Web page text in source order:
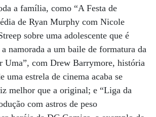
a família, como “A Festa de
de Ryan Murphy com Nicole
sobre uma adolescente que é
namorada a um baile de formatura da
Uma”, com Drew Barrymore, história
uma estrela de cinema acaba se
melhor que a original; e “Liga da
com astros de peso